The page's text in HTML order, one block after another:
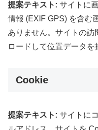
提案テキスト: サイトに
情報 (EXIF GPS) を含む
ありません。サイトの訪
ロードして位置データを
Cookie
提案テキスト: サイトに